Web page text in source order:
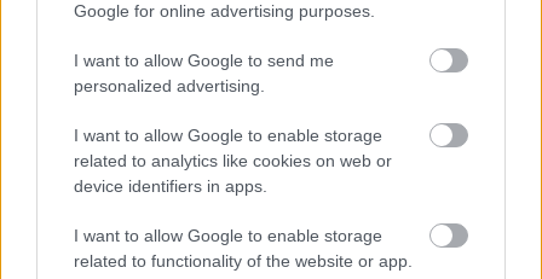
Google for online advertising purposes.
I want to allow Google to send me
personalized advertising.
I want to allow Google to enable storage
related to analytics like cookies on web or
device identifiers in apps.
I want to allow Google to enable storage
related to functionality of the website or app.